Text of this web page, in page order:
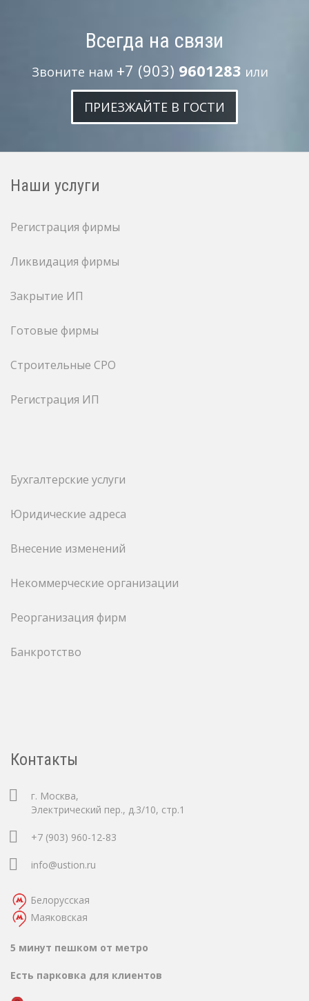
Всегда на связи
Звоните нам +7 (903) 9601283 или
ПРИЕЗЖАЙТЕ В ГОСТИ
Наши услуги
Регистрация фирмы
Ликвидация фирмы
Закрытие ИП
Готовые фирмы
Строительные СРО
Регистрация ИП
Бухгалтерские услуги
Юридические адреса
Внесение изменений
Некоммерческие организации
Реорганизация фирм
Банкротство
Контакты
г. Москва,
Электрический пер., д.3/10, стр.1
+7 (903) 960-12-83
info@ustion.ru
Белорусская
Маяковская
5 минут пешком от метро
Есть парковка для клиентов